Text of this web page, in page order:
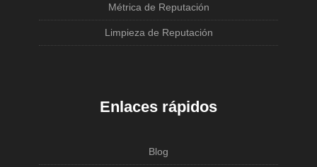
Métrica de Reputación
Limpieza de Reputación
Enlaces rápidos
Blog